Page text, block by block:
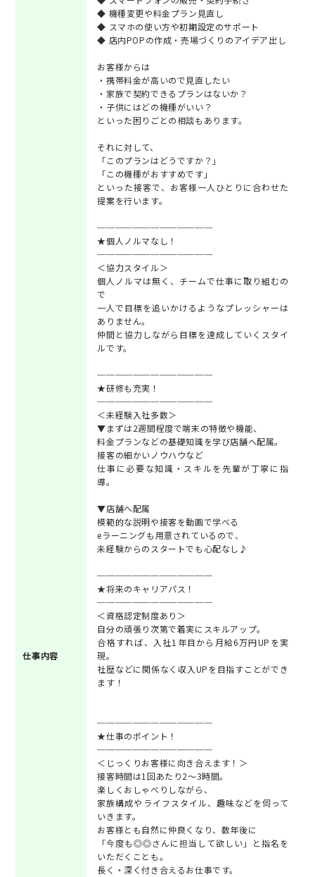
仕事内容
◆ 機種変更や料金プラン見直し
◆ スマホの使い方や初期設定のサポート
◆ 店内POPの作成・売場づくりのアイデア出し
お客様からは
・携帯料金が高いので見直したい
・家族で契約できるプランはないか？
・子供にはどの機種がいい？
といった困りごとの相談もあります。
それに対して、
「このプランはどうですか？」
「この機種がおすすめです」
といった接客で、お客様一人ひとりに合わせた
提案を行います。
─────────────
★個人ノルマなし！
─────────────
＜協力スタイル＞
個人ノルマは無く、チームで仕事に取り組むの
で
一人で目標を追いかけるようなプレッシャーは
ありません。
仲間と協力しながら目標を達成していくスタイ
ルです。
─────────────
★研修も充実！
─────────────
＜未経験入社多数＞
▼まずは2週間程度で端末の特徴や機能、
料金プランなどの基礎知識を学び店舗へ配属。
接客の細かいノウハウなど
仕事に必要な知識・スキルを先輩が丁寧に指
導。
▼店舗へ配属
模範的な説明や接客を動画で学べる
eラーニングも用意されているので、
未経験からのスタートでも心配なし♪
─────────────
★将来のキャリアパス！
─────────────
＜資格認定制度あり＞
自分の頑張り次第で着実にスキルアップ。
合格すれば、入社1年目から月給6万円UPを実
現。
社歴などに関係なく収入UPを目指すことができ
ます！
─────────────
★仕事のポイント！
─────────────
＜じっくりお客様に向き合えます！＞
接客時間は1回あたり2～3時間。
楽しくおしゃべりしながら、
家族構成やライフスタイル、趣味などを伺って
いきます。
お客様とも自然に仲良くなり、数年後に
「今度も◎◎さんに担当して欲しい」と指名を
いただくことも。
長く・深く付き合えるお仕事です。